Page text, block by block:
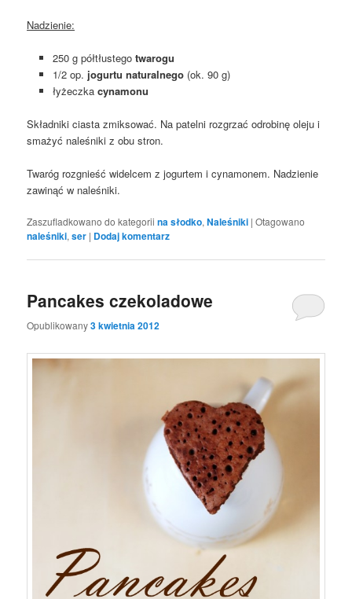
Nadzienie:
250 g półtłustegotwarogu
1/2 op. jogurtu naturalnego(ok. 90 g)
łyżeczka cynamonu
Składniki ciasta zmiksować. Na patelni rozgrzać odrobinę oleju i
smażyć naleśniki z obu stron.
Twaróg rozgnieść widelcem z jogurtem i cynamonem. Nadzienie
zawinąć w naleśniki.
Zaszufladkowano do kategorii na słodko,Naleśniki |Otagowano
naleśniki,ser | Dodaj komentarz
Pancakes czekoladowe
Opublikowany3 kwietnia 2012